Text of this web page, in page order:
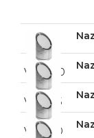
VHD100
VHD125
VHD150